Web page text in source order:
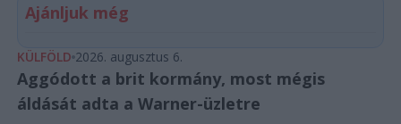
Ajánljuk még
KÜLFÖLD 2026. augusztus 6.
Aggódott a brit kormány, most mégis
áldását adta a Warner-üzletre